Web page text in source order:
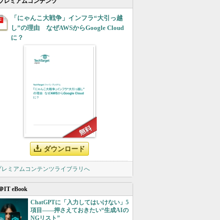
「にゃんこ大戦争」インフラ“大引っ越
し”の理由 なぜAWSからGoogle Cloud
に？
ダウンロード
レミアムコンテンツライブラリへ
IT eBook
ChatGPTに「入力してはいけない」5
項目――押さえておきたい“生成AIの
NGリスト”